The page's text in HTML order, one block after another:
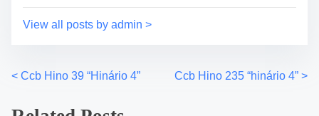
oe
View all posts by admin >
P
o
< Ccb Hino 39 “Hinário 4” Ccb Hino 235 “hinário 4” >